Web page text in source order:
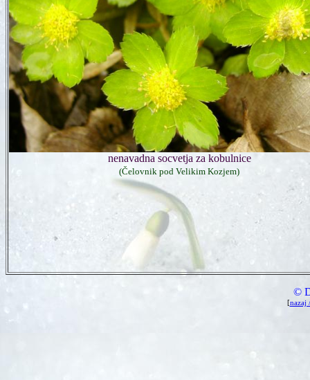
nenavadna socvetja za kobulnice
(Čelovnik pod Velikim Kozjem)
©
[nazaj